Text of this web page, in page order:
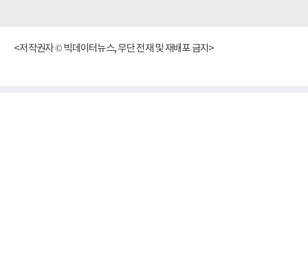
<저작권자 © 빅데이터뉴스, 무단 전재 및 재배포 금지>